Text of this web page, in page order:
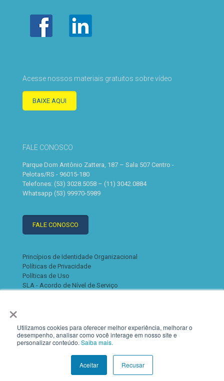
×
Utilizamos cookies para oferecer melhor experiência, melhorar o
desempenho, analisar como você interage em nosso site e
personalizar conteúdo. Saiba mais.
Aceitar Recusar
Acesse nossos materiais gratuitos sobre vídeo
BAIXE AQUI
FALE CONOSCO
Parque Dom Antônio Zattera, 187 – Sala 507 Centro -
Pelotas/RS - 96015-180
Telefones: (53) 3028.5058 – (11) 3042.0884
Whatsapp (53) 99970-5989
FALE CONOSCO
Princípios de Identidade Organizacional
Políticas de Privacidade
Políticas de Uso
SLA - Acordo de Nível de Serviço